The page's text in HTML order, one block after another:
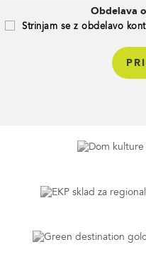
Obdelava
Strinjam se z obdelavo